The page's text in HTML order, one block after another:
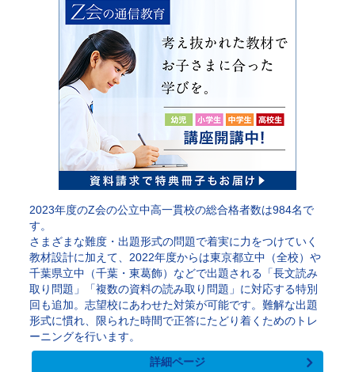
2023年度のZ会の公立中高一貫校の総合格者数は984名で
す。
さまざまな難度・出題形式の問題で着実に力をつけていく
教材設計に加えて、2022年度からは東京都立中（全校）や
千葉県立中（千葉・東葛飾）などで出題される「長文読み
取り問題」「複数の資料の読み取り問題」に対応する特別
回も追加。志望校にあわせた対策が可能です。難解な出題
形式に慣れ、限られた時間で正答にたどり着くためのトレ
ーニングを行います。
詳細ページ